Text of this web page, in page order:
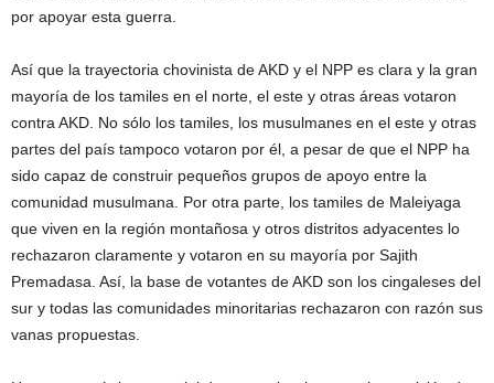
por apoyar esta guerra.
Así que la trayectoria chovinista de AKD y el NPP es clara y la gran
mayoría de los tamiles en el norte, el este y otras áreas votaron
contra AKD. No sólo los tamiles, los musulmanes en el este y otras
partes del país tampoco votaron por él, a pesar de que el NPP ha
sido capaz de construir pequeños grupos de apoyo entre la
comunidad musulmana. Por otra parte, los tamiles de Maleiyaga
que viven en la región montañosa y otros distritos adyacentes lo
rechazaron claramente y votaron en su mayoría por Sajith
Premadasa. Así, la base de votantes de AKD son los cingaleses del
sur y todas las comunidades minoritarias rechazaron con razón sus
vanas propuestas.